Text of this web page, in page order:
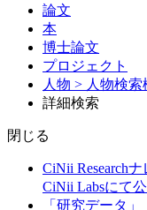
論文
本
博士論文
プロジェクト
人物 > 人物検索
詳細検索
閉じる
CiNii Research
CiNii Labsにて
「研究データ